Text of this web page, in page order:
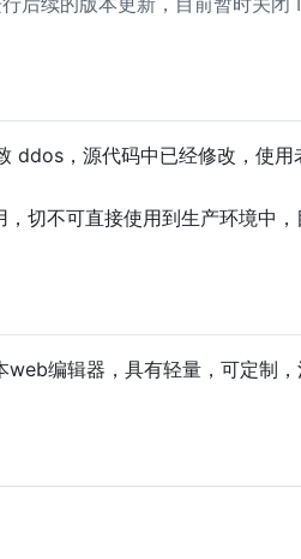
ddos，源代码中已经修改，使
切不可直接使用到生产环境中
编辑器，具有轻量，可定制